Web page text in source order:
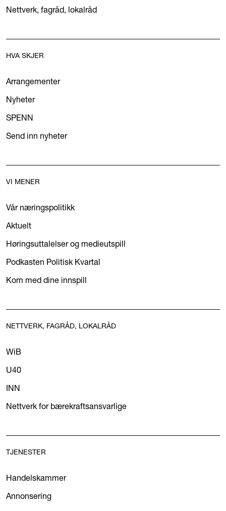
Nettverk, fagråd, lokalråd
HVA SKJER
Arrangementer
Nyheter
SPENN
Send inn nyheter
VI MENER
Vår næringspolitikk
Aktuelt
Høringsuttalelser og medieutspill
Podkasten Politisk Kvartal
Kom med dine innspill
NETTVERK, FAGRÅD, LOKALRÅD
WiB
U40
INN
Nettverk for bærekraftsansvarlige
TJENESTER
Handelskammer
Annonsering